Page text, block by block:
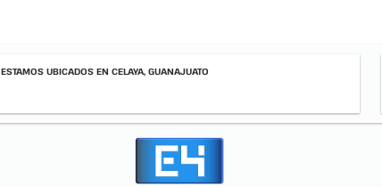
ESTAMOS UBICADOS EN CELAYA, GUANAJUATO